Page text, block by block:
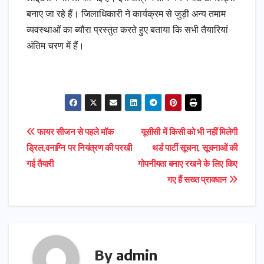
बनाए जा रहे हैं। जिलाधिकारी ने कार्यक्रम से जुड़ी अन्य तमाम
व्यवस्थाओं का ब्यौरा प्रस्तुत करते हुए बताया कि सभी तैयारियां
अंतिम चरण में हैं।
Post
navigation
यूसीसी में किसी को भी नहीं मिलेगी
थर्ड पार्टी सूचना, सूचनाओं की
गोपनीयता बनाए रखने के लिए किए
गए हैं सख्त प्रावधान
फायर सीजन से पहले मॉक
ड्रिल,वनाग्नि पर नियंत्रण की परखी
गई तैयारी
By admin